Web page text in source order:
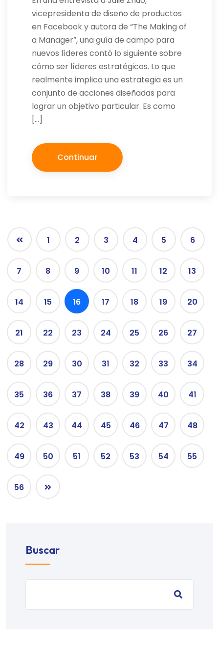
vicepresidenta de diseño de productos
en Facebook y autora de “The Making of
a Manager”, una guía de campo para
nuevos líderes contó lo siguiente sobre
cómo ser líderes estratégicos. Lo que
realmente implica una estrategia es un
conjunto de acciones diseñadas para
lograr un objetivo particular. Es como
[…]
Continuar
1 2 3 4 5 6
7 8 9 10 11 12 13
14 15 16 17 18 19 20
21 22 23 24 25 26 27
28 29 30 31 32 33 34
35 36 37 38 39 40 41
42 43 44 45 46 47 48
49 50 51 52 53 54 55
56
Buscar